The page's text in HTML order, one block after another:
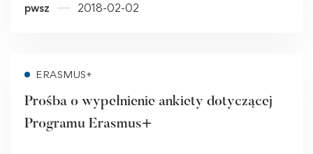
pwsz 2018-02-02
ERASMUS+
Prośba o wypełnienie ankiety dotyczącej
Programu Erasmus+